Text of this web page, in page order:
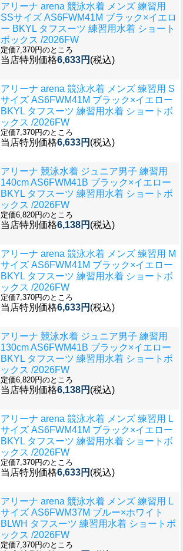
アリーナ arena 競泳水着 メンズ 練習用
SSサイズ AS6FWM41M ブラック×イエロ
ー BKYL タフスーツ 練習用水着 ショート
ボックス /2026FW
定価7,370円のところ
当店特別価格6,633円 (税込)
アリーナ arena 競泳水着 メンズ 練習用 S
サイズ AS6FWM41M ブラック×イエロー
BKYL タフスーツ 練習用水着 ショートボ
ックス /2026FW
定価7,370円のところ
当店特別価格6,633円 (税込)
アリーナ 競泳水着 ジュニア男子 練習用
140cm AS6FWM41B ブラック×イエロー
BKYL タフスーツ 練習用水着 ショートボ
ックス /2026FW
定価6,820円のところ
当店特別価格6,138円 (税込)
アリーナ arena 競泳水着 メンズ 練習用 M
サイズ AS6FWM41M ブラック×イエロー
BKYL タフスーツ 練習用水着 ショートボ
ックス /2026FW
定価7,370円のところ
当店特別価格6,633円 (税込)
アリーナ 競泳水着 ジュニア男子 練習用
130cm AS6FWM41B ブラック×イエロー
BKYL タフスーツ 練習用水着 ショートボ
ックス /2026FW
定価6,820円のところ
当店特別価格6,138円 (税込)
アリーナ arena 競泳水着 メンズ 練習用 L
サイズ AS6FWM41M ブラック×イエロー
BKYL タフスーツ 練習用水着 ショートボ
ックス /2026FW
定価7,370円のところ
当店特別価格6,633円 (税込)
アリーナ arena 競泳水着 メンズ 練習用 L
サイズ AS6FWM37M ブルー×ホワイト
BLWH タフスーツ 練習用水着 ショートボ
ックス /2026FW
定価7,370円のところ